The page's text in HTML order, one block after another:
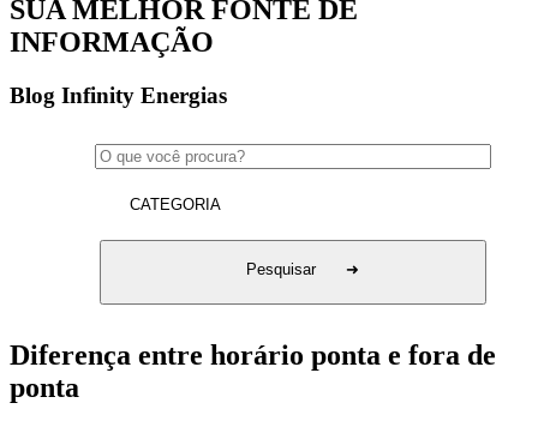
SUA MELHOR FONTE DE
INFORMAÇÃO
Blog Infinity Energias
Diferença entre horário ponta e fora de
ponta